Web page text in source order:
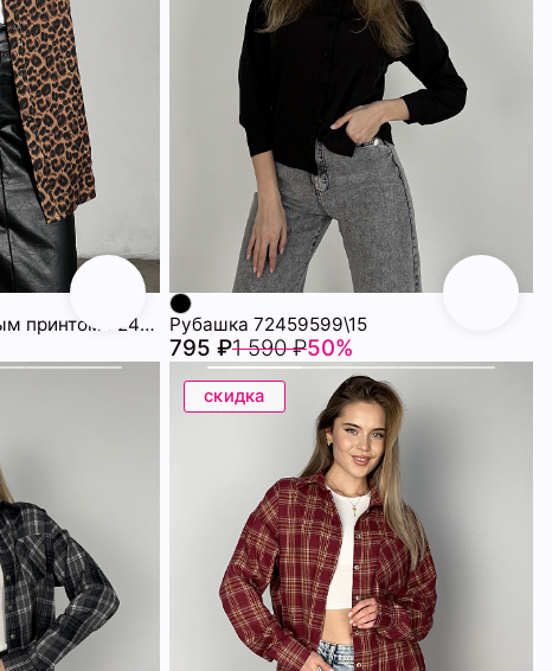
Рубашка с леопардовым принтом 72459768\41 Рубашка 72459599\15
795 ₽1 590 ₽50%
скидка